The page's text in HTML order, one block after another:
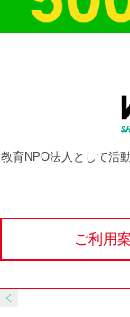
教育NPO法人として活
ご利用